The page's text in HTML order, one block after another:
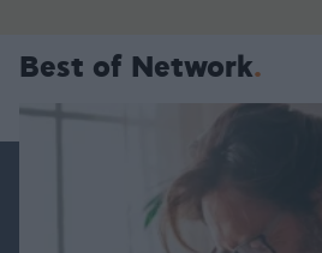
Best of Network